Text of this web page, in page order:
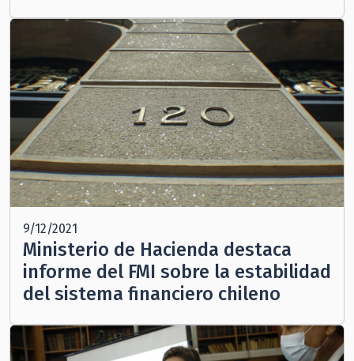
9/12/2021
Ministerio de Hacienda destaca
informe del FMI sobre la estabilidad
del sistema financiero chileno